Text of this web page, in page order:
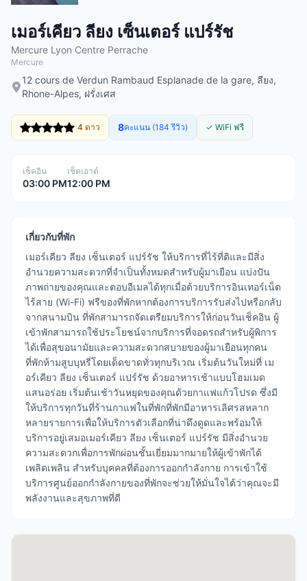
เมอร์เคียว ลียง เซ็นเตอร์ แปร์รัช
Mercure Lyon Centre Perrache
Mercure
12 cours de Verdun Rambaud Esplanade de la gare, ลียง,
Rhone-Alpes, ฝรั่งเศส
4 ดาว 8คะแนน (184 รีวิว) ✓ WiFi ฟรี
เช็คอิน
03:00 PM
เช็คเอาต์
12:00 PM
เกี่ยวกับที่พัก
เมอร์เคียว ลียง เซ็นเตอร์ แปร์รัช ให้บริการที่ไร้ที่ติและมีสิ่ง
อำนวยความสะดวกที่จำเป็นทั้งหมดสำหรับผู้มาเยือน แบ่งปัน
ภาพถ่ายของคุณและตอบอีเมลได้ทุกเมื่อด้วยบริการอินเทอร์เน็ต
ไร้สาย (Wi-Fi) ฟรีของที่พักหากต้องการบริการรับส่งไปหรือกลับ
จากสนามบิน ที่พักสามารถจัดเตรียมบริการให้ก่อนวันเช็คอิน ผู้
เข้าพักสามารถใช้ประโยชน์จากบริการที่จอดรถสำหรับผู้พิการ
ได้เพื่อสุขอนามัยและความสะดวกสบายของผู้มาเยือนทุกคน
ที่พักห้ามสูบบุหรี่โดยเด็ดขาดทั่วทุกบริเวณ เริ่มต้นวันใหม่ที่ เม
อร์เคียว ลียง เซ็นเตอร์ แปร์รัช ด้วยอาหารเช้าแบบโฮมเมด
แสนอร่อย เริ่มต้นเช้าวันหยุดของคุณด้วยกาแฟแก้วโปรด ซึ่งมี
ให้บริการทุกวันที่ร้านกาแฟในที่พักที่พักมีอาหารเลิศรสหลาก
หลายรายการเพื่อให้บริการตัวเลือกที่น่าดึงดูดและพร้อมให้
บริการอยู่เสมอเมอร์เคียว ลียง เซ็นเตอร์ แปร์รัช มีสิ่งอำนวย
ความสะดวกเพื่อการพักผ่อนชั้นเยี่ยมมากมายให้ผู้เข้าพักได้
เพลิดเพลิน สำหรับบุคคลที่ต้องการออกกำลังกาย การเข้าใช้
บริการศูนย์ออกกำลังกายของที่พักจะช่วยให้มั่นใจได้ว่าคุณจะมี
พลังงานและสุขภาพที่ดี